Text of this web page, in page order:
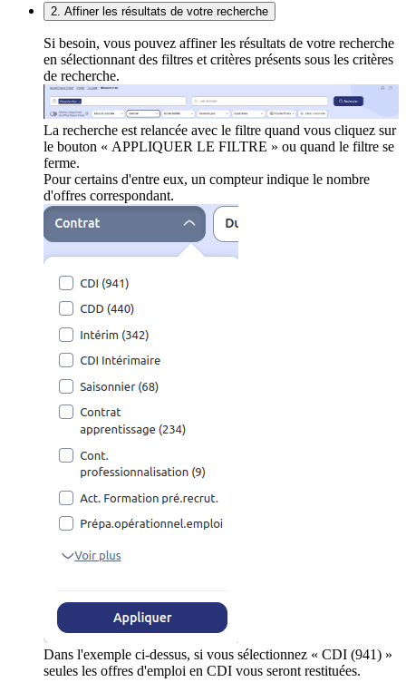
2. Affiner les résultats de votre recherche
Si besoin, vous pouvez affiner les résultats de votre recherche
en sélectionnant des filtres et critères présents sous les critères
de recherche.
La recherche est relancée avec le filtre quand vous cliquez sur
le bouton « APPLIQUER LE FILTRE » ou quand le filtre se
ferme.
Pour certains d'entre eux, un compteur indique le nombre
d'offres correspondant.
Dans l'exemple ci-dessus, si vous sélectionnez « CDI (941) »
seules les offres d'emploi en CDI vous seront restituées.